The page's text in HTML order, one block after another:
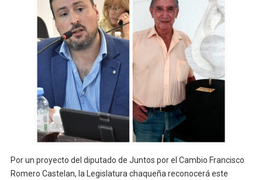
Por un proyecto del diputado de Juntos por el Cambio Francisco
Romero Castelan, la Legislatura chaqueña reconocerá este